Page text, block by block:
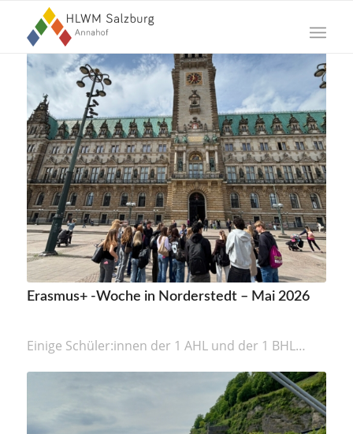
Erasmus+ -Woche in Norderstedt – Mai 2026
Einige Schüler:innen der 1 AHL und der 1 BHL…